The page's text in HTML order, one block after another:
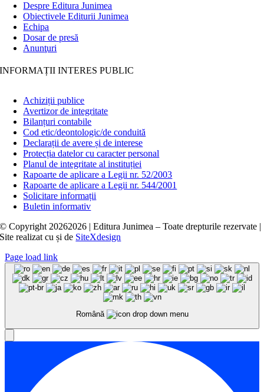
Despre Editura Junimea
Obiectivele Editurii Junimea
Echipa
Dosar de presă
Anunţuri
INFORMAȚII INTERES PUBLIC
Achiziții publice
Avertizor de integritate
Bilanțuri contabile
Cod etic/deontologic/de conduită
Declarații de avere și de interese
Protecția datelor cu caracter personal
Planul de integritate al instituției
Rapoarte de aplicare a Legii nr. 52/2003
Rapoarte de aplicare a Legii nr. 544/2001
Solicitare informații
Buletin informativ
© Copyright 20262026 | Editura Junimea – Toate drepturile rezervate |
Site realizat cușide SiteXdesign
Page load link
Română